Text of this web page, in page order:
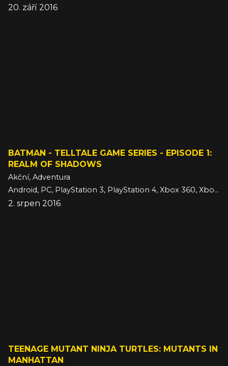
20. září 2016
BATMAN - TELLTALE GAME SERIES - EPISODE 1:
REALM OF SHADOWS
Akční, Adventura
Android, PC, PlayStation 3, PlayStation 4, Xbox 360, Xbox One, iOS
2. srpen 2016
TEENAGE MUTANT NINJA TURTLES: MUTANTS IN
MANHATTAN